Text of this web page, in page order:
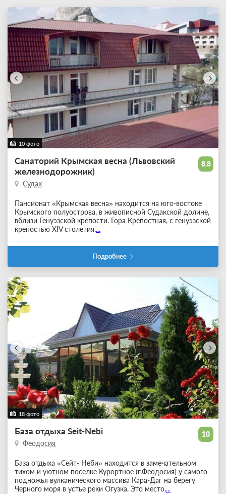
10 фото
8.8
Санаторий Крымская весна (Львовский
железнодорожник)
Судак
Пансионат «Крымская весна» находится на юго-востоке
Крымского полуострова, в живописной Судакской долине,
вблизи Генуэзской крепости. Гора Крепостная, с генуэзской
крепостью ХIV столетия,...
Подробнее
18 фото
10
База отдыха Seit-Nebi
Феодосия
База отдыха «Сейт- Неби» находится в замечательном
тихом и уютном поселке Курортное (г.Феодосия) у самого
подножья вулканического массива Кара-Даг на берегу
Черного моря в устье реки Огузка. Это место,...